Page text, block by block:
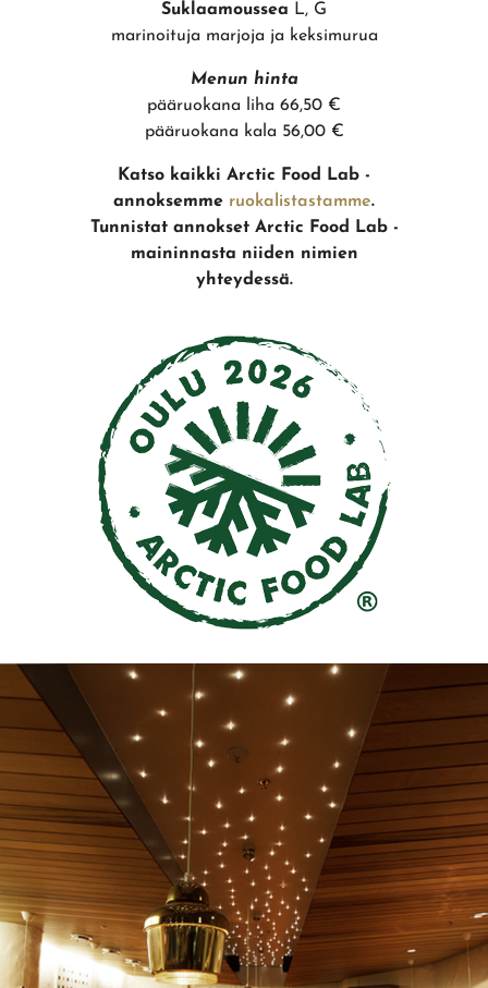
Suklaamoussea L, G
marinoituja marjoja ja keksimurua
Menun hinta
pääruokana liha 66,50 €
pääruokana kala 56,00 €
Katso kaikki Arctic Food Lab -
annoksemme ruokalistastamme.
Tunnistat annokset Arctic Food Lab -
maininnasta niiden nimien
yhteydessä.